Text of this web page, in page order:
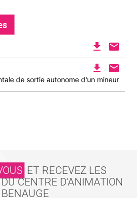
mail
file_download
mail
file_download
de sortie autonome d'un mineur
ET RECEVEZ LES
CENTRE D'ANIMATION
BENAUGE